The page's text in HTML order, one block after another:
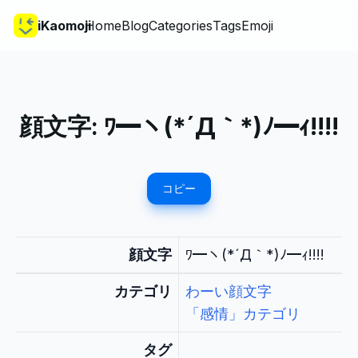
iKaomojiHomeBlogCategoriesTagsEmoji
顔文字: ﾜ━ヽ(*´Д｀*)ﾉ━ｨ!!!!
コピー
顔文字 ﾜ━ヽ(*´Д｀*)ﾉ━ｨ!!!!
カテゴリ
わーい顔文字
「感情」カテゴリ
タグ